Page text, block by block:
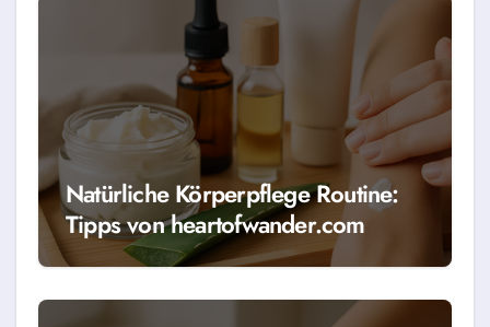
Natürliche Körperpflege Routine:
Tipps von heartofwander.com